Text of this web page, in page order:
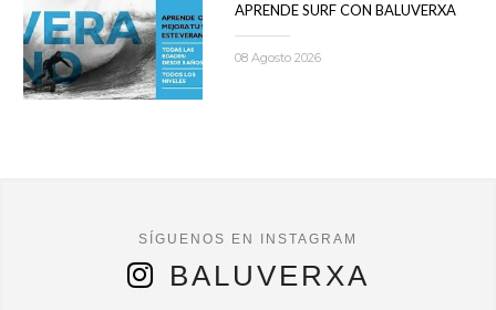
APRENDE SURF CON BALUVERXA
08 Agosto 2026
BALUVERXA